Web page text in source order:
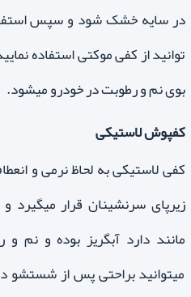
در سایه خشک شود و سپس
توانید از کفی موکتی استفاده
بوی نم و رطوبت در خودرو میشود.
کفپوش لاستیکی
کفی لاستیکی به لحاظ نرمی و
زیرپای سرنشینان قرار
مانند دارد آبگریز بوده و نم
میتوانید براحتی پس از شستشو